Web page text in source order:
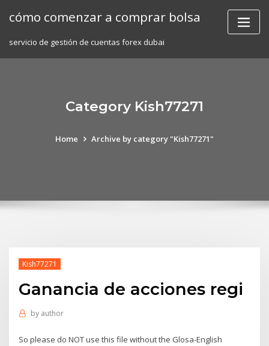
cómo comenzar a comprar bolsa
servicio de gestión de cuentas forex dubai
Category Kish77271
Home Archive by category "Kish77271"
Kish77271
Ganancia de acciones regi
by author
So please do NOT use this file without the Glosa-English